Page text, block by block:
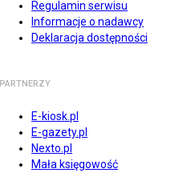
Regulamin serwisu
Informacje o nadawcy
Deklaracja dostępności
PARTNERZY
E-kiosk.pl
E-gazety.pl
Nexto.pl
Mała księgowość